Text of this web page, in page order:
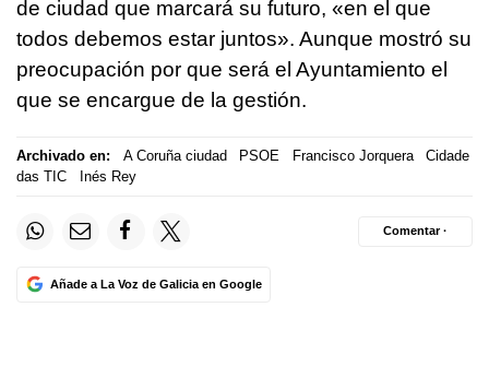
de ciudad que marcará su futuro, «en el que
todos debemos estar juntos». Aunque mostró su
preocupación por que será el Ayuntamiento el
que se encargue de la gestión.
Archivado en: A Coruña ciudad PSOE Francisco Jorquera
Cidade
das TIC
Inés Rey
Añade a La Voz de Galicia en Google
Comentar ·